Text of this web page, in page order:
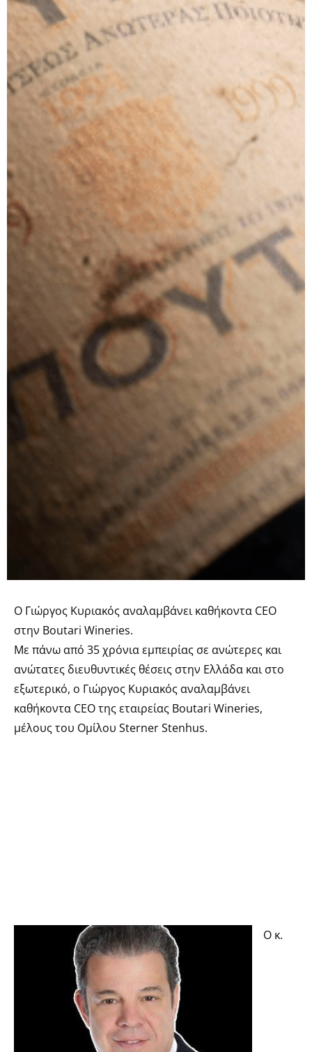
O Γιώργος Κυριακός αναλαμβάνει καθήκοντα CEO
στην Boutari Wineries.
Με πάνω από 35 χρόνια εμπειρίας σε ανώτερες και
ανώτατες διευθυντικές θέσεις στην Ελλάδα και στο
εξωτερικό, ο Γιώργος Κυριακός αναλαμβάνει
καθήκοντα CEO της εταιρείας Boutari Wineries,
μέλους του Ομίλου Sterner Stenhus.
Ο κ.